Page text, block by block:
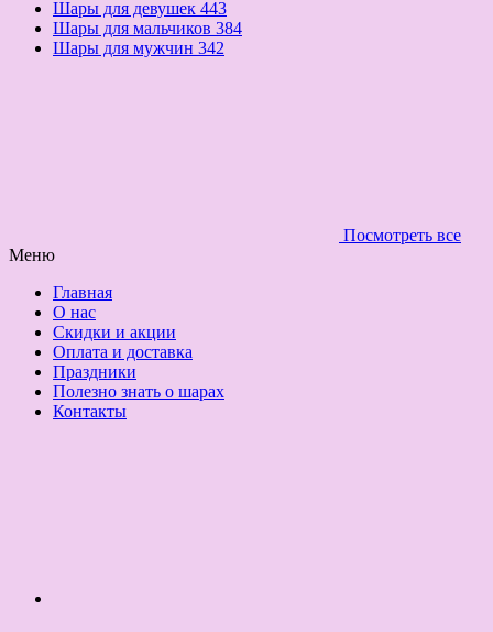
Шары для девушек 443
Шары для мальчиков 384
Шары для мужчин 342
Посмотреть все
Меню
Главная
О нас
Скидки и акции
Оплата и доставка
Праздники
Полезно знать о шарах
Контакты